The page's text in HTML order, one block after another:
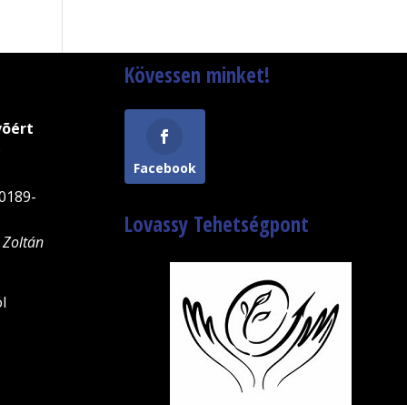
Zoltán
Kövessen minket!
Facebook
Lovassy Tehetségpont